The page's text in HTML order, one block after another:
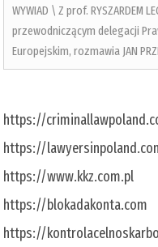
WYWIAD \ Z prof. RYSZARDEM
przewodniczącym delegacji
Europejskim, rozmawia JAN
https://
https://
https://www.kkz.com.pl
https://blokadakonta.com
https://